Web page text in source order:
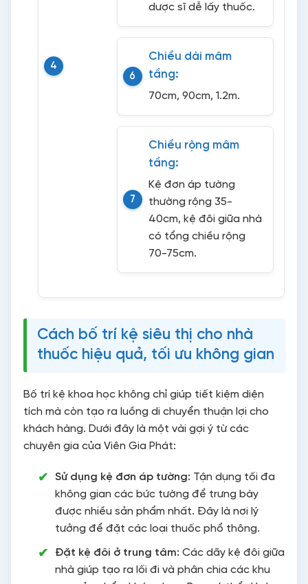
dược sĩ dễ lấy thuốc.
Chiều dài mâm
tầng:
70cm, 90cm, 1.2m.
Chiều rộng mâm
tầng:
Kệ đơn áp tường
thường rộng 35-
40cm, kệ đôi giữa nhà
có tổng chiều rộng
70-75cm.
Cách bố trí kệ siêu thị cho nhà
thuốc hiệu quả, tối ưu không gian
Bố trí kệ khoa học không chỉ giúp tiết kiệm diện
tích mà còn tạo ra luồng di chuyển thuận lợi cho
khách hàng. Dưới đây là một vài gợi ý từ các
chuyên gia của Viên Gia Phát:
Sử dụng kệ đơn áp tường: Tận dụng tối đa
không gian các bức tường để trưng bày
được nhiều sản phẩm nhất. Đây là nơi lý
tưởng để đặt các loại thuốc phổ thông.
Đặt kệ đôi ở trung tâm: Các dãy kệ đôi giữa
nhà giúp tạo ra lối đi và phân chia các khu